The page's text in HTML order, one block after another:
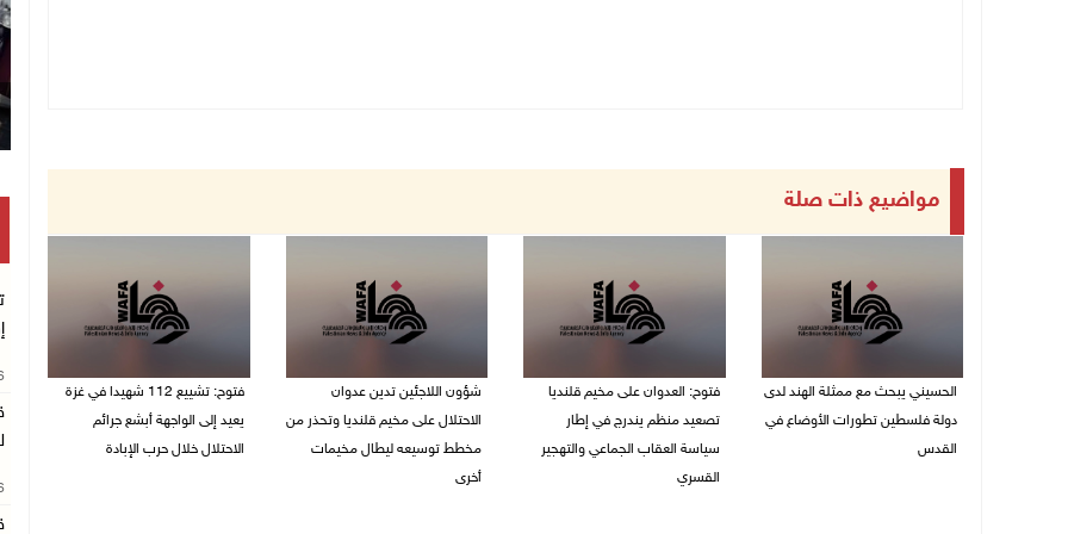
مواضيع ذات صلة
الحسيني يبحث مع ممثلة الهند لدى
دولة فلسطين تطورات الأوضاع في
القدس
فتوح: العدوان على مخيم قلنديا
تصعيد منظم يندرج في إطار
سياسة العقاب الجماعي والتهجير
القسري
شؤون اللاجئين تدين عدوان
الاحتلال على مخيم قلنديا وتحذر من
مخطط توسيعه ليطال مخيمات
أخرى
فتوح: تشييع 112 شهيدا في غزة
يعيد إلى الواجهة أبشع جرائم
الاحتلال خلال حرب الإبادة